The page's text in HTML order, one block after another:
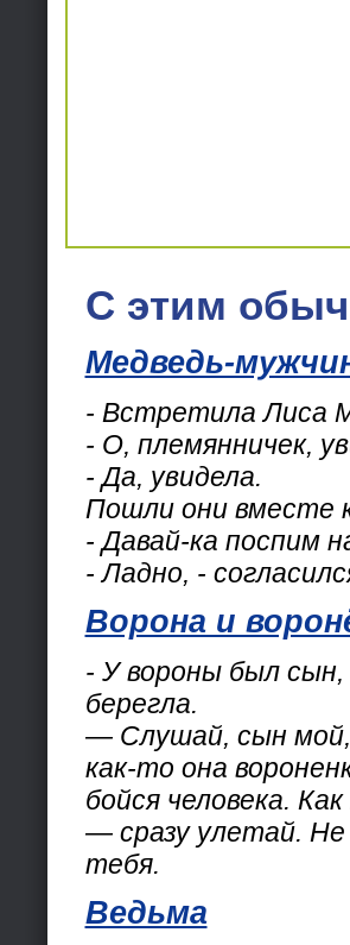
С этим
Медведь-
- Встретила Лиса
- О, племянничек,
- Да, увидела.
Пошли они вместе
- Давай-ка поспим
- Ладно, -
Ворона и
- У вороны был сын,
берегла.
— Слушай, сын мой,
как-то она
бойся человека.
— сразу улетай.
тебя.
Ведьма